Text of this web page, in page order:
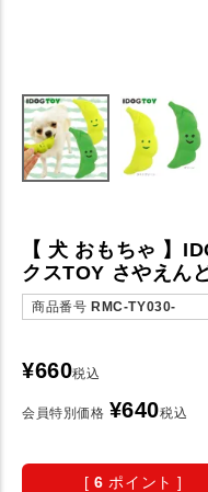
【 犬 おもちゃ 】
クスTOY さやえん
商品番号 RMC-TY030-
¥660税込
会員特別価格 ¥640税込
[ 6 ポイント ]